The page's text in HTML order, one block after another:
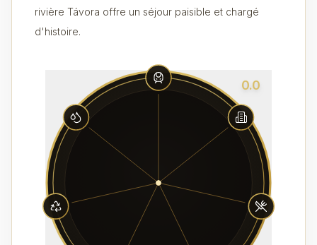
rivière Távora offre un séjour paisible et chargé
d'histoire.
0.0